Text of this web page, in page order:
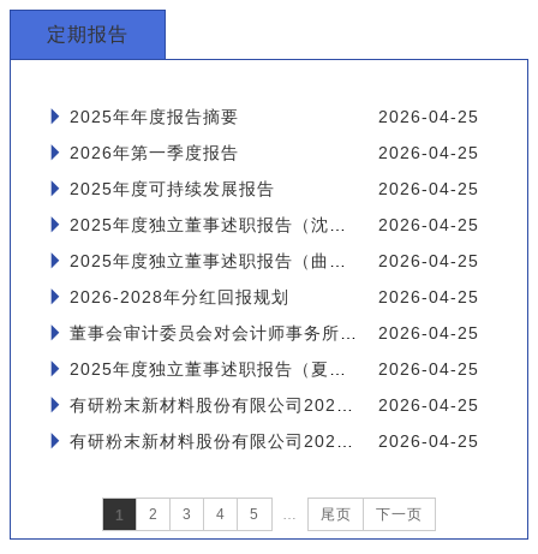
定期报告
2025年年度报告摘要
2026-04-25
2026年第一季度报告
2026-04-25
2025年度可持续发展报告
2026-04-25
2025年度独立董事述职报告（沈岿）
2026-04-25
2025年度独立董事述职报告（曲选辉）
2026-04-25
2026-2028年分红回报规划
2026-04-25
董事会审计委员会对会计师事务所2025年度履行监督职责情况报告
2026-04-25
2025年度独立董事述职报告（夏鹏）
2026-04-25
有研粉末新材料股份有限公司2025年度内部控制审计报告
2026-04-25
有研粉末新材料股份有限公司2025年度审计报告
2026-04-25
1 2 3 4 5 … 尾页 下一页